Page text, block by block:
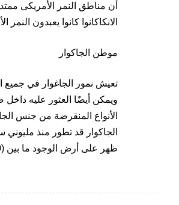
أن مناطق النمر الأمریکی
الانكاكانوا كانوا يعبدون النمر
موطن الجاكوار
تعيش نمور الجاغوار في جميع
الأنواع المنقرضة من جنس
الجاكوار قد تطور منذ
ظهر على أرض الوجود ما بين (270-520) ألف سنة مضت.